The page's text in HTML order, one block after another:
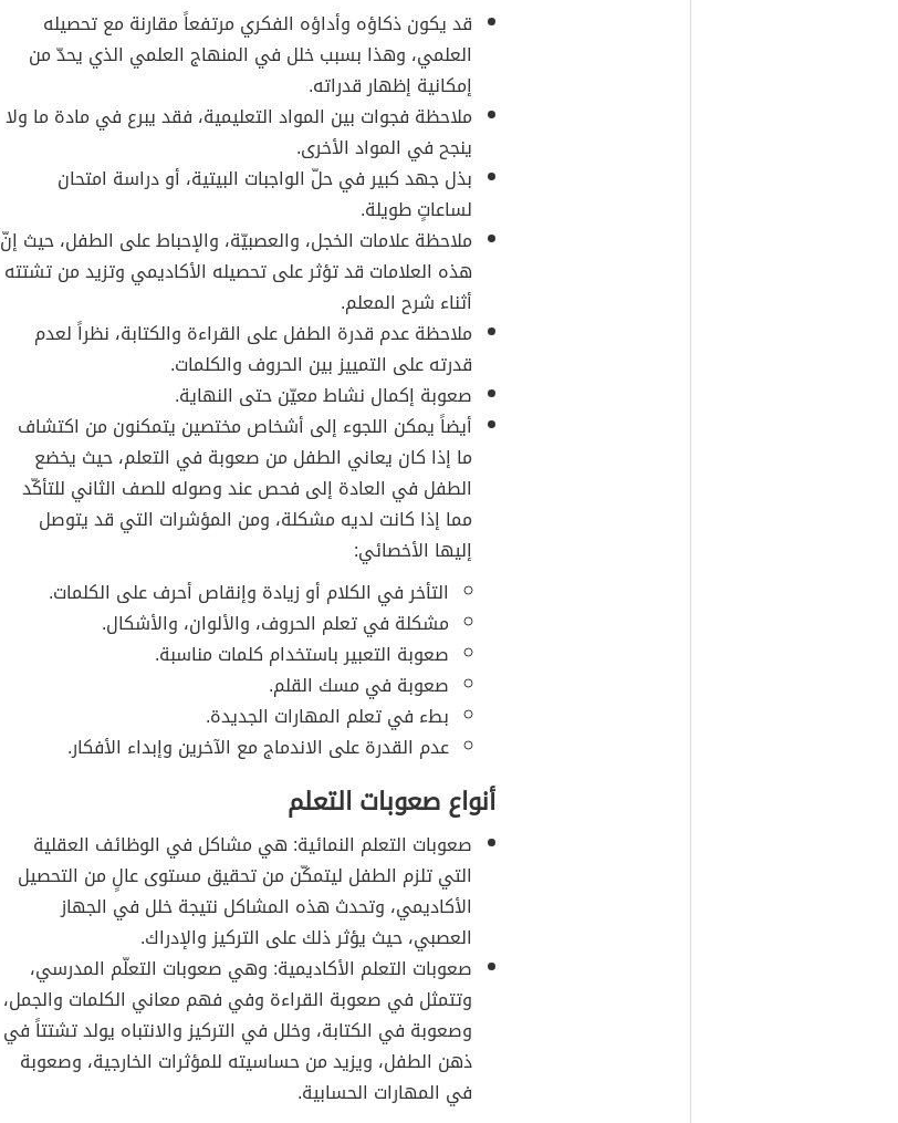
قد يكون ذكاؤه وأداؤه الفكري مرتفعاً مقارنة مع تحصيله
العلمي، وهذا بسبب خلل في المنهاج العلمي الذي يحدّ من
إمكانية إظهار قدراته.
ملاحظة فجوات بين المواد التعليمية، فقد يبرع في مادة ما ولا
ينجح في المواد الأخرى.
بذل جهد كبير في حلّ الواجبات البيتية، أو دراسة امتحان
لساعاتٍ طويلة.
ملاحظة علامات الخجل، والعصبيّة، والإحباط على الطفل، حيث إنّ
هذه العلامات قد تؤثر على تحصيله الأكاديمي وتزيد من تشتته
أثناء شرح المعلم.
ملاحظة عدم قدرة الطفل على القراءة والكتابة، نظراً لعدم
قدرته على التمييز بين الحروف والكلمات.
صعوبة إكمال نشاط معيّن حتى النهاية.
أيضاً يمكن اللجوء إلى أشخاص مختصين يتمكنون من اكتشاف
ما إذا كان يعاني الطفل من صعوبة في التعلم، حيث يخضع
الطفل في العادة إلى فحص عند وصوله للصف الثاني للتأكّد
مما إذا كانت لديه مشكلة، ومن المؤشرات التي قد يتوصل
إليها الأخصائي:
التأخر في الكلام أو زيادة وإنقاص أحرف على الكلمات.
مشكلة في تعلم الحروف، والألوان، والأشكال.
صعوبة التعبير باستخدام كلمات مناسبة.
صعوبة في مسك القلم.
بطء في تعلم المهارات الجديدة.
عدم القدرة على الاندماج مع الآخرين وإبداء الأفكار.
أنواع صعوبات التعلم
صعوبات التعلم النمائية: هي مشاكل في الوظائف العقلية
التي تلزم الطفل ليتمكّن من تحقيق مستوى عالٍ من التحصيل
الأكاديمي، وتحدث هذه المشاكل نتيجة خلل في الجهاز
العصبي، حيث يؤثر ذلك على التركيز والإدراك.
صعوبات التعلم الأكاديمية: وهي صعوبات التعلّم المدرسي،
وتتمثل في صعوبة القراءة وفي فهم معاني الكلمات والجمل،
وصعوبة في الكتابة، وخلل في التركيز والانتباه يولد تشتتاً في
ذهن الطفل، ويزيد من حساسيته للمؤثرات الخارجية، وصعوبة
في المهارات الحسابية.